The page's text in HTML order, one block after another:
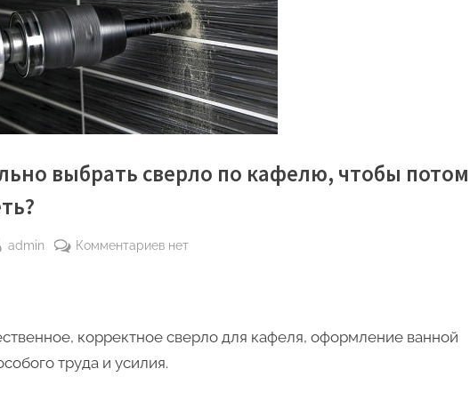
выбрать сверло по кафелю, чтобы потом
By
admin Комментариевк
выбрать
нет
корректное сверло для кафеля, оформление ванной
труда и усилия.